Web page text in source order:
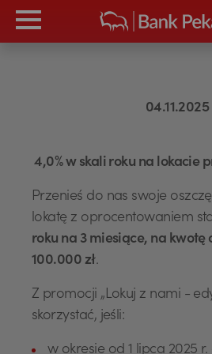
04.11.2025
4,0% w skali roku na lokacie
Przenieś do nas swoje
lokatę z oprocentowaniem
roku na 3 miesiące, na kwotę
100.000 zł.
Z promocji „Lokuj z nami -
skorzystać, jeśli:
w okresie od 1 lipca 2025